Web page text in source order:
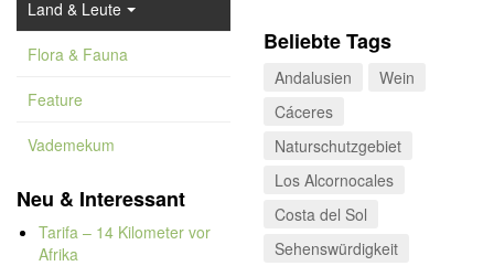
Land & Leute
Flora & Fauna
Feature
Vademekum
Neu & Interessant
Tarifa – 14 Kilometer vor
Afrika
Beliebte Tags
Andalusien
Wein
Cáceres
Naturschutzgebiet
Los Alcornocales
Costa del Sol
Sehenswürdigkeit